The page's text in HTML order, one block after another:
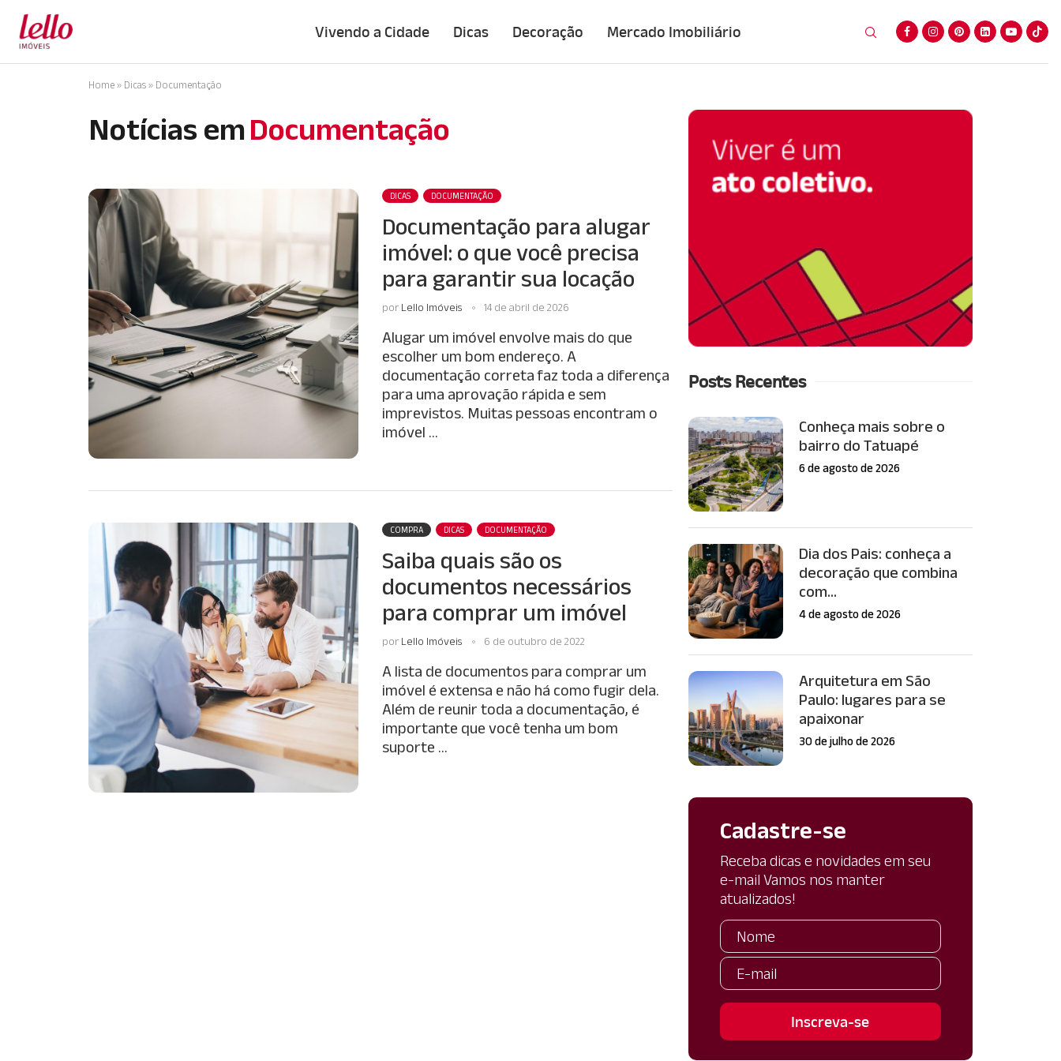
Vivendo a Cidade Dicas Decoração Mercado Imobiliário
Home » Dicas » Documentação
Notícias emDocumentação
DICAS DOCUMENTAÇÃO
Documentação para alugar
imóvel: o que você precisa
para garantir sua locação
por Lello Imóveis 14 de abril de 2026
Alugar um imóvel envolve mais do que
escolher um bom endereço. A
documentação correta faz toda a diferença
para uma aprovação rápida e sem
imprevistos. Muitas pessoas encontram o
imóvel …
COMPRA DICAS DOCUMENTAÇÃO
Saiba quais são os
documentos necessários
para comprar um imóvel
por Lello Imóveis 6 de outubro de 2022
A lista de documentos para comprar um
imóvel é extensa e não há como fugir dela.
Além de reunir toda a documentação, é
importante que você tenha um bom
suporte …
Posts Recentes
Conheça mais sobre o
bairro do Tatuapé
6 de agosto de 2026
Dia dos Pais: conheça a
decoração que combina
com...
4 de agosto de 2026
Arquitetura em São
Paulo: lugares para se
apaixonar
30 de julho de 2026
Cadastre-se
Receba dicas e novidades em seu
e-mail Vamos nos manter
atualizados!